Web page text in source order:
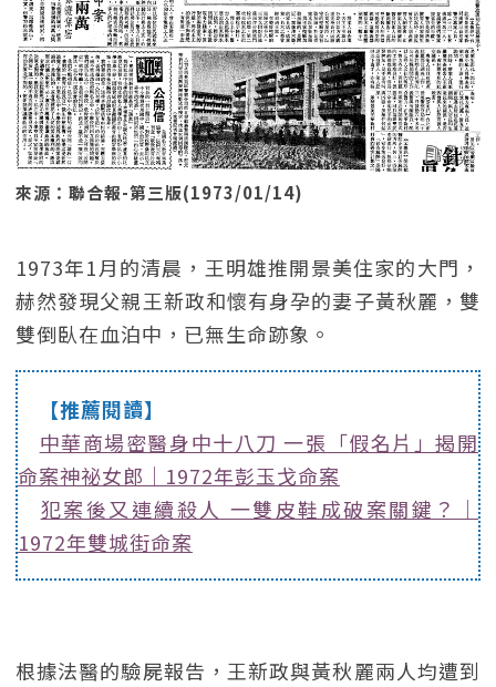
來源：聯合報-第三版(1973/01/14)
1973年1月的清晨，王明雄推開景美住家的大門，
赫然發現父親王新政和懷有身孕的妻子黃秋麗，雙
雙倒臥在血泊中，已無生命跡象。
【推薦閱讀】
中華商場密醫身中十八刀 一張「假名片」揭開
命案神祕女郎｜1972年彭玉戈命案
犯案後又連續殺人 一雙皮鞋成破案關鍵？｜
1972年雙城街命案
根據法醫的驗屍報告，王新政與黃秋麗兩人均遭到